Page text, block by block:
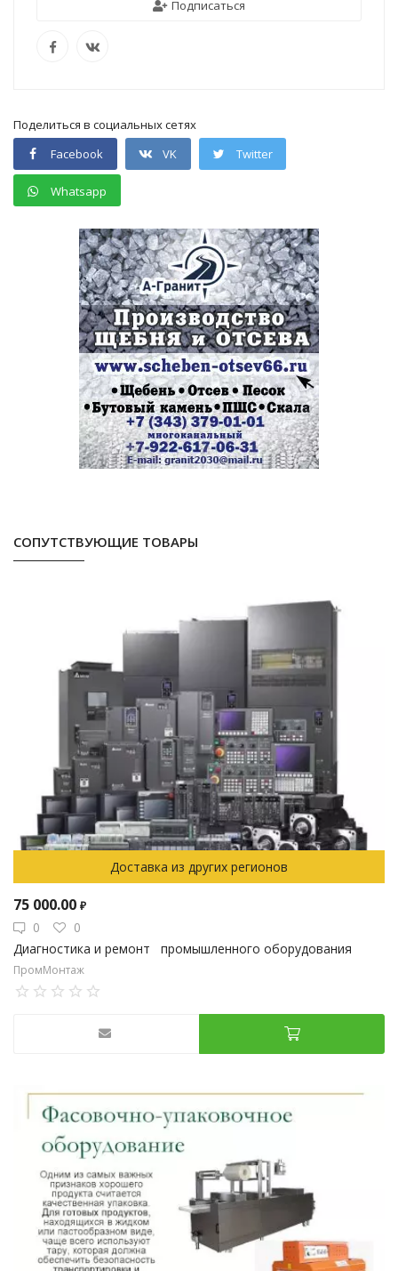
Подписаться
Поделиться в социальных сетях
Facebook
VK Twitter
Whatsapp
СОПУТСТВУЮЩИЕ ТОВАРЫ
Доставка из других регионов
75 000.00 ₽
0
0
Диагностика и ремонт промышленного оборудования
ПромМонтаж